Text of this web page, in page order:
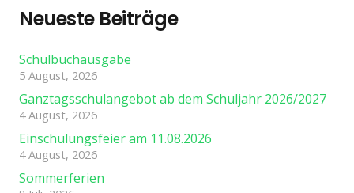
Neueste Beiträge
Schulbuchausgabe
5 August, 2026
Ganztagsschulangebot ab dem Schuljahr 2026/2027
4 August, 2026
Einschulungsfeier am 11.08.2026
4 August, 2026
Sommerferien